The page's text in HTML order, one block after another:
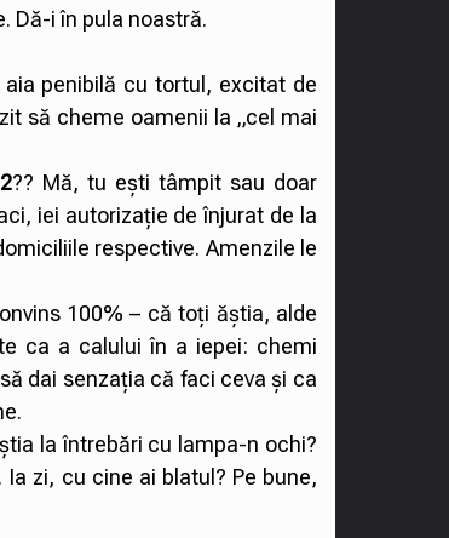
Dă-i în pula noastră.
penibilă cu tortul, excitat de
să cheme oamenii la „cel mai
?? Mă, tu ești tâmpit sau doar
iei autorizație de înjurat de la
respective. Amenzile le
100% – că toți ăștia, alde
ca a calului în a iepei: chemi
dai senzația că faci ceva și ca
la întrebări cu lampa-n ochi?
zi, cu cine ai blatul? Pe bune,